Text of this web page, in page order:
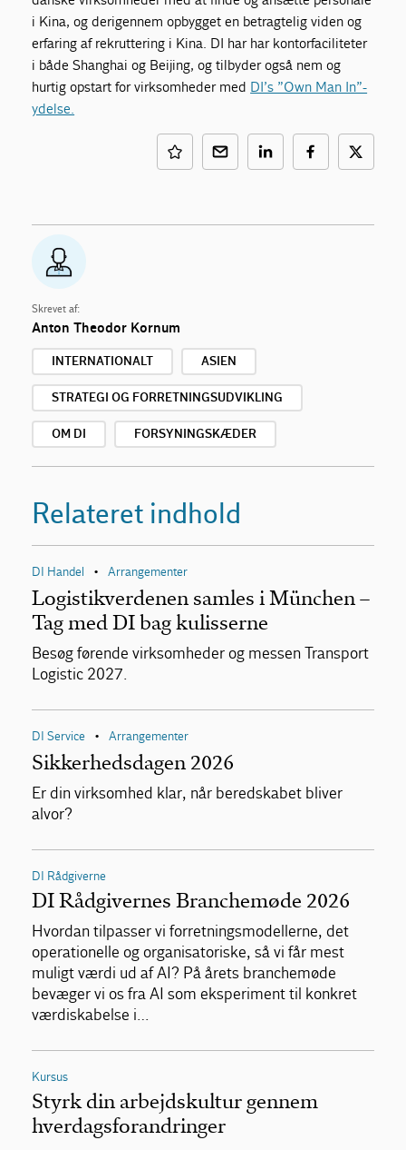
i Kina, og derigennem opbygget en betragtelig viden og
erfaring af rekruttering i Kina. DI har har kontorfaciliteter
i både Shanghai og Beijing, og tilbyder også nem og
hurtig opstart for virksomheder med DI’s ”Own Man In”-
ydelse.
Skrevet af:
Anton Theodor Kornum
INTERNATIONALT ASIEN
STRATEGI OG FORRETNINGSUDVIKLING
OM DI FORSYNINGSKÆDER
Relateret indhold
DI Handel • Arrangementer
Logistikverdenen samles i München –
Tag med DI bag kulisserne
Besøg førende virksomheder og messen Transport
Logistic 2027.
DI Service • Arrangementer
Sikkerhedsdagen 2026
Er din virksomhed klar, når beredskabet bliver
alvor?
DI Rådgiverne
DI Rådgivernes Branchemøde 2026
Hvordan tilpasser vi forretningsmodellerne, det
operationelle og organisatoriske, så vi får mest
muligt værdi ud af AI? På årets branchemøde
bevæger vi os fra AI som eksperiment til konkret
værdiskabelse i…
Kursus
Styrk din arbejdskultur gennem
hverdagsforandringer